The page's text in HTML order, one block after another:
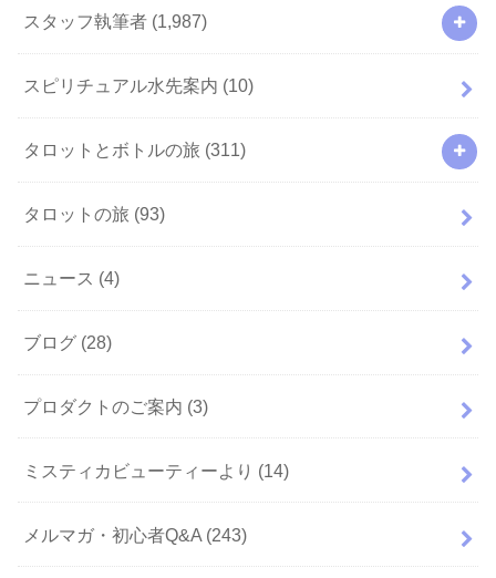
スタッフ執筆者 (1,987)
スピリチュアル水先案内 (10)
タロットとボトルの旅 (311)
タロットの旅 (93)
ニュース (4)
ブログ (28)
プロダクトのご案内 (3)
ミスティカビューティーより (14)
メルマガ・初心者Q&A (243)